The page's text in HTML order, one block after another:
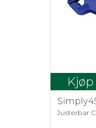
Kjøp
Justerbar